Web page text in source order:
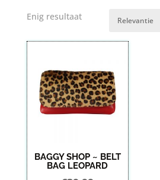
Enig resultaat
BAGGY SHOP ~ BELT
BAG LEOPARD